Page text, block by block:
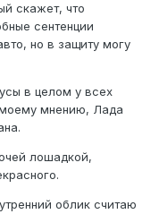
скажет, что
сентенции
но в защиту могу
в целом у всех
мнению, Лада
лошадкой,
облик считаю